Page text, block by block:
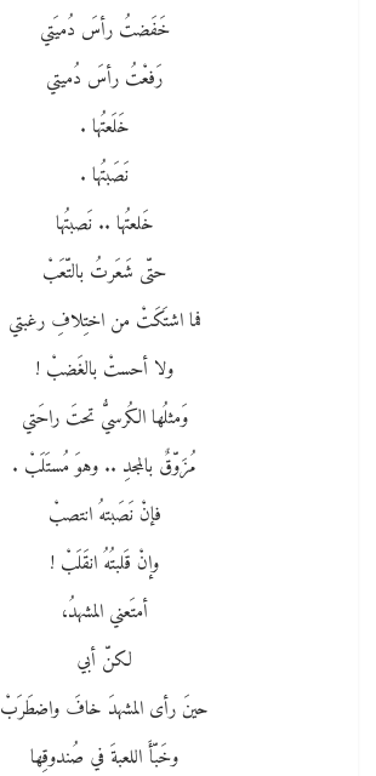
خَفَضتُ رأسَ دُميَتي
رَفعْتُ رأسَ دُميتي
خَلَعتُها .
نَصَبتُها .
خَلعتُها .. نَصبتُها
حتّى شَعَرتُ بالتّعَبْ
فما اشتَكَتْ من اختِلافِ رغبتي
ولا أحستْ بالغَضبْ !
وَمثلُها الكُرسيُّ تحتَ راحَتي
مُزَوّقٌ بالمجدِ .. وهوَ مُستَلَبْ .
فإنْ نَصَبتهُ انتصبْ
وإنْ قَلبتُهُ انقَلَبْ !
أمتَعني المشهدُ،
لكنّ أبي
حينَ رأى المشهدَ خافَ واضطَرَبْ
وخَبّأَ اللعبةَ في صُندوقِها